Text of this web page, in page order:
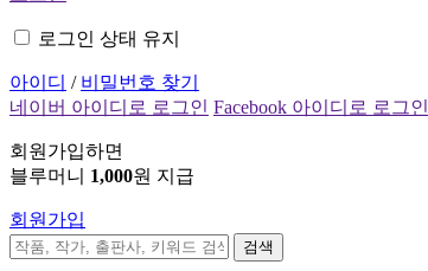
로그인 상태 유지
아이디 / 비밀번호 찾기
네이버 아이디로 로그인 Facebook 아이디로 로그인
회원가입하면
블루머니 1,000원 지급
회원가입
검색